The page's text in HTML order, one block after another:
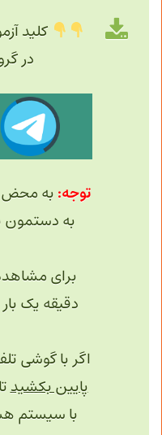
کلید
در
توجه: به محض
به دستمون
برای
اگر با گوشی
پایین بکشید
با سیستم